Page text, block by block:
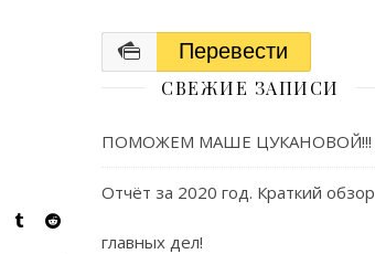
Перевести
СВЕЖИЕ ЗАПИСИ
ПОМОЖЕМ МАШЕ ЦУКАНОВОЙ!!!
Отчёт за 2020 год. Краткий обзор
главных дел!